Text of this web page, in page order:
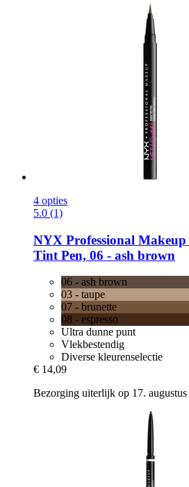
4 opties
5.0 (1)
NYX Professional Makeup
Tint Pen, 06 -​ ash brown
06 - ash brown
03 - taupe
07 - brunette
08 - espresso
Ultra dunne punt
Vlekbestendig
Diverse kleurenselectie
€ 14,09
Bezorging uiterlijk op 17. augustus